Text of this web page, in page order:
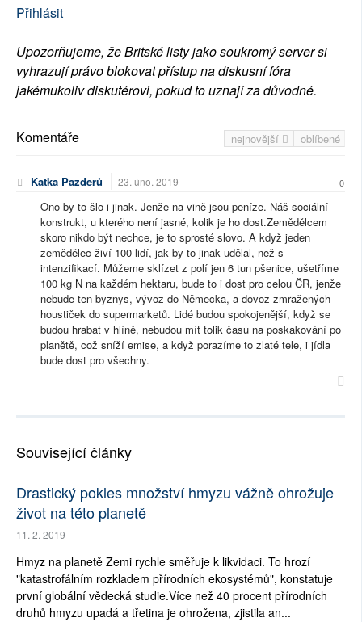
Přihlásit
Upozorňujeme, že Britské listy jako soukromý server si
vyhrazují právo blokovat přístup na diskusní fóra
jakémukoliv diskutérovi, pokud to uznají za důvodné.
nejnovější oblíbené
Komentáře
Katka Pazderů 23. úno. 2019 0
Ono by to šlo i jinak. Jenže na vině jsou peníze. Náš sociální
konstrukt, u kterého není jasné, kolik je ho dost.Zemědělcem
skoro nikdo být nechce, je to sprosté slovo. A když jeden
zemědělec živí 100 lidí, jak by to jinak udělal, než s
intenzifikací. Můžeme sklízet z polí jen 6 tun pšenice, ušetříme
100 kg N na každém hektaru, bude to i dost pro celou ČR, jenže
nebude ten byznys, vývoz do Německa, a dovoz zmražených
houstiček do supermarketů. Lidé budou spokojenější, když se
budou hrabat v hlíně, nebudou mít tolik času na poskakování po
planětě, což sníží emise, a když porazíme to zlaté tele, i jídla
bude dost pro všechny.
Související články
Drastický pokles množství hmyzu vážně ohrožuje
život na této planetě
11. 2. 2019
Hmyz na planetě Zemi rychle směřuje k likvidaci. To hrozí
"katastrofálním rozkladem přírodních ekosystémů", konstatuje
první globální vědecká studie.Více než 40 procent přírodních
druhů hmyzu upadá a třetina je ohrožena, zjistila an...